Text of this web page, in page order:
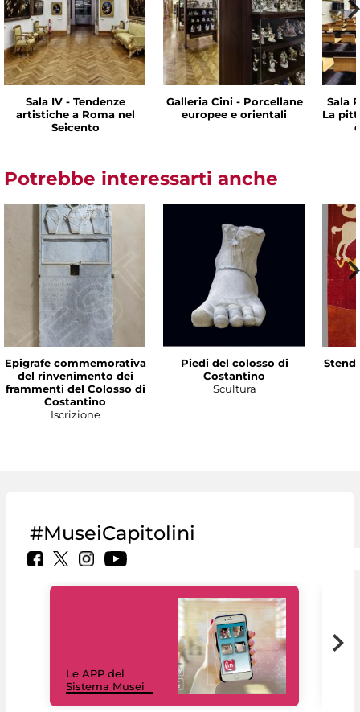
Sala IV - Tendenze
artistiche a Roma nel
Seicento
Galleria Cini - Porcellane
europee e orientali
Sala
La
Potrebbe interessarti anche
Epigrafe commemorativa
del rinvenimento dei
frammenti del Colosso di
Costantino
Iscrizione
Piedi del colosso di
Costantino
Scultura
#MuseiCapitolini
Le APP del
Sistema Musei